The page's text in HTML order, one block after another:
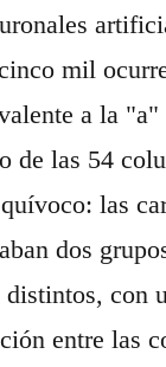
mil
a la
de las 54
las
dos
distintos, con
entre las